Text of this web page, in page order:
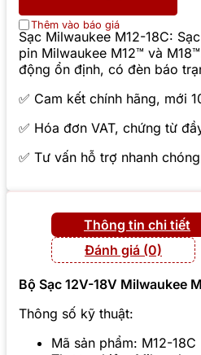
Thêm vào báo giá
Sạc Milwaukee M12-18C:
pin Milwaukee M12™ và
động ổn định, có đèn báo
✅ Cam kết chính hãng, mới
✅ Hóa đơn VAT, chứng từ
✅ Tư vấn hỗ trợ nhanh chóng
Thông tin chi tiết
Đánh giá (0)
Bộ Sạc 12V-18V Milwaukee
Thông số kỹ thuật:
Mã sản phẩm: M12-18C